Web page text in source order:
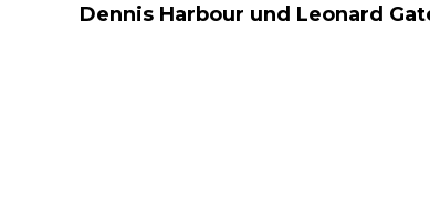
Dennis Harbour und Leonard